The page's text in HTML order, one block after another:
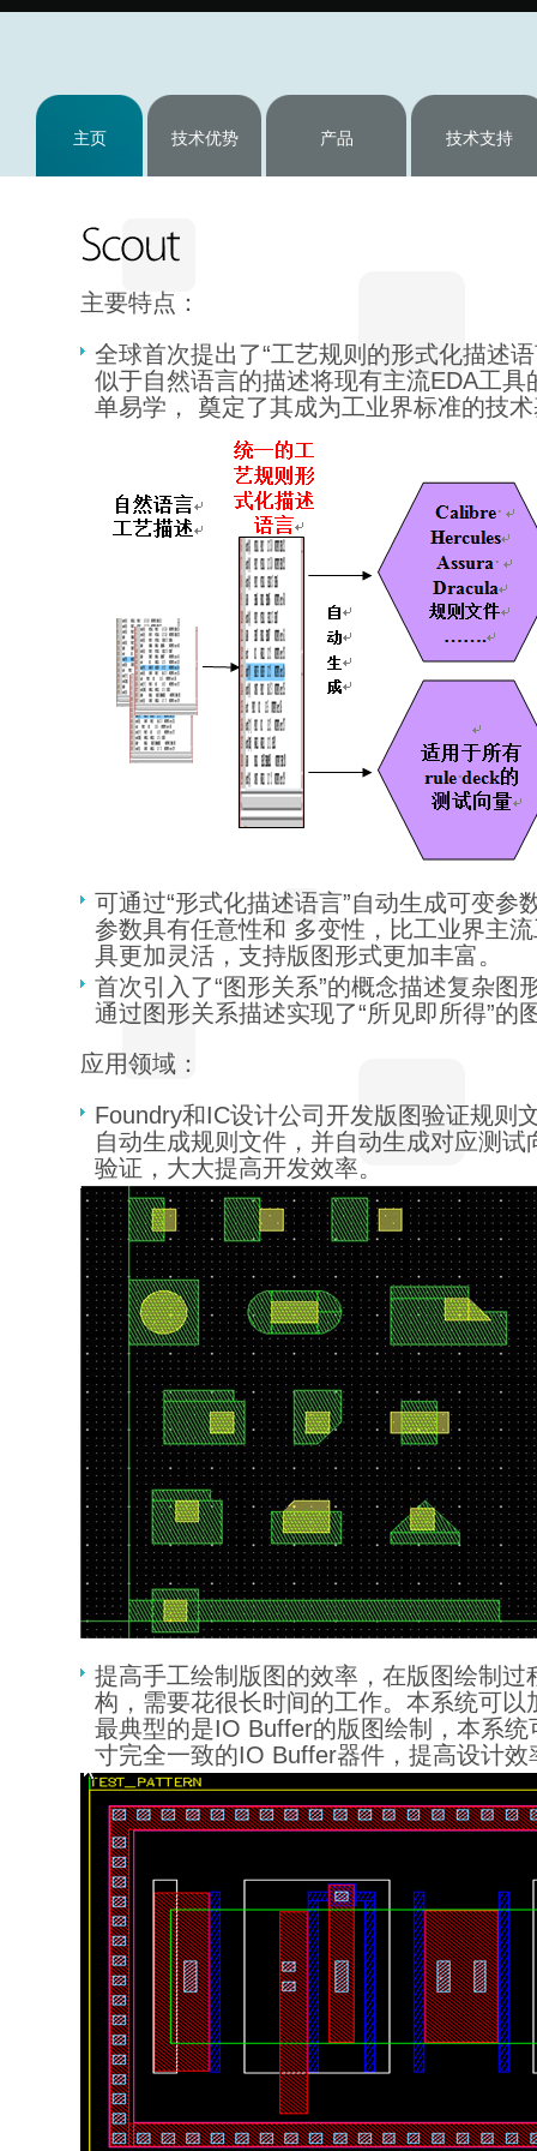
主页 技术优势 产品 技术支持
主要特点：
全球首次提出了“工艺规则的形式化描述
似于自然语言的描述将现有主流EDA工具
单易学， 奠定了其成为工业界标准的技
可通过“形式化描述语言”自动生成可变参
参数具有任意性和 多变性，比工业界主
具更加灵活，支持版图形式更加丰富。
首次引入了“图形关系”的概念描述复杂图
通过图形关系描述实现了“所见即所得”的
应用领域：
Foundry和IC设计公司开发版图验证规则
自动生成规则文件，并自动生成对应测试
验证，大大提高开发效率。
提高手工绘制版图的效率，在版图绘制过
构，需要花很长时间的工作。本系统可以
最典型的是IO Buffer的版图绘制，本系统
寸完全一致的IO Buffer器件，提高设计效